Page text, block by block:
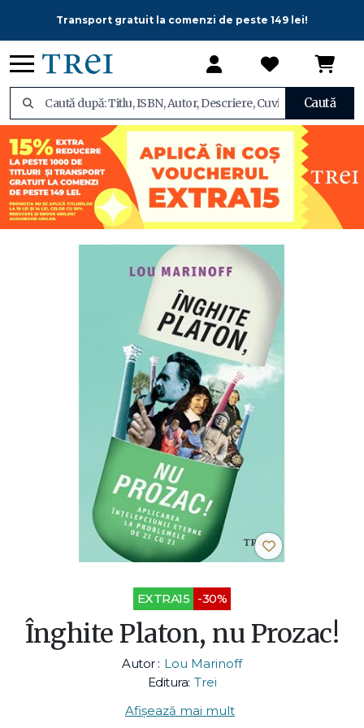
Transport gratuit la comenzi de peste 149 lei!
Caută
EXTRA15 -30%
Înghite Platon, nu Prozac!
Autor : Lou Marinoff
Editura: Trei
Afișează mai mult